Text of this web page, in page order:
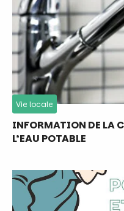
Vie locale
INFORMATION DE LA
L’EAU POTABLE